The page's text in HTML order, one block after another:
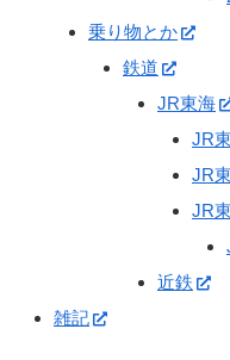
乗り物とか
鉄道
JR東海
JR
JR
JR
近鉄
雑記